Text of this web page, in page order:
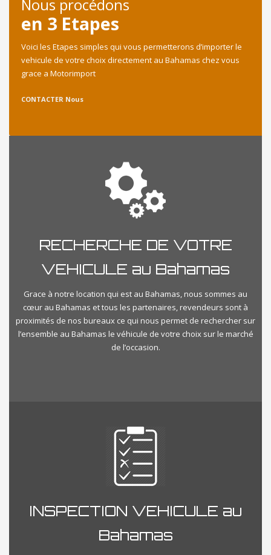
Nous procédons
en 3 Etapes
Voici les Etapes simples qui vous permetterons d’importer le
vehicule de votre choix directement au Bahamas chez vous
grace a Motorimport
CONTACTER Nous
RECHERCHE DE VOTRE
VEHICULE au Bahamas
Grace à notre location qui est au Bahamas, nous sommes au
cœur au Bahamas et tous les partenaires, revendeurs sont à
proximités de nos bureaux ce qui nous permet de rechercher sur
l’ensemble au Bahamas le véhicule de votre choix sur le marché
de l’occasion.
INSPECTION VEHICULE au
Bahamas